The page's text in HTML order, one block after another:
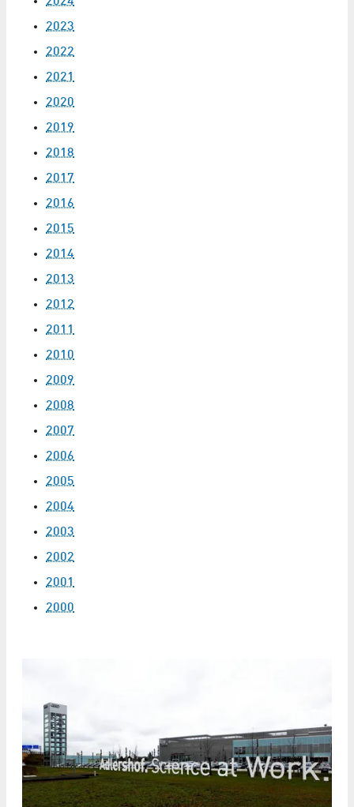
2023
2022
2021
2020
2019
2018
2017
2016
2015
2014
2013
2012
2011
2010
2009
2008
2007
2006
2005
2004
2003
2002
2001
2000